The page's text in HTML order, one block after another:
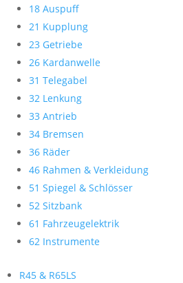
18 Auspuff
21 Kupplung
23 Getriebe
26 Kardanwelle
31 Telegabel
32 Lenkung
33 Antrieb
34 Bremsen
36 Räder
46 Rahmen & Verkleidung
51 Spiegel & Schlösser
52 Sitzbank
61 Fahrzeugelektrik
62 Instrumente
R45 & R65LS